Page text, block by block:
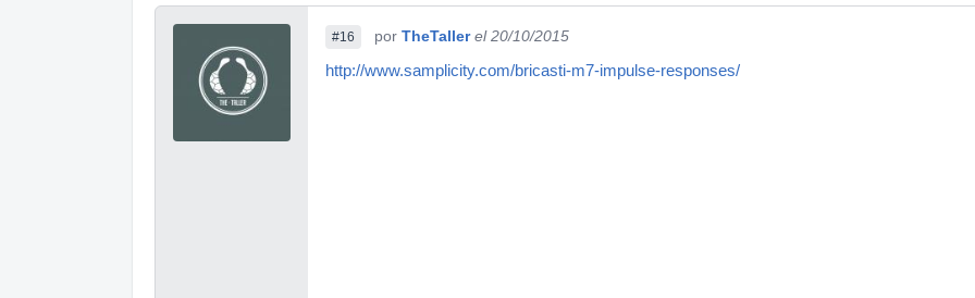
#16 por TheTaller el 20/10/2015
http://www.samplicity.com/bricasti-m7-impulse-responses/